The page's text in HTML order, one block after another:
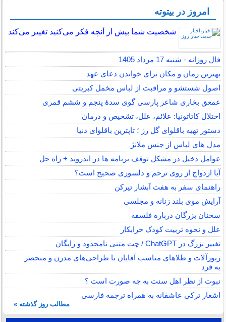
امروز در بیتوته
شخصیت شما بیش از آنچه فکر می‌کنید تغییر می‌کند
فال روزانه - شنبه 17 مرداد 1405
بهترین زمان و مکان برای خواندن دعای عهد
اصول شستشو و مراقبت از لباس مخمل کبریتی
عمعق بخاری شاعر پارسی گوی سدهٔ پنجم و ششم قمری
اختلال کاتاتونیا: علائم، علل، تشخیص و درمان
دستور تهیه باقلوای گل رز ؛ تاپترین باقلوای دنیا
مدل های لباس از جنس ملانژ
عوامل دخیل در مشکل توقف برنامه ها در اندروید + راه حل
آیا ازدواج از روی ترحم و دلسوزی صحیح است؟
راهنمای سفر به هفت آبشار تیرکن
آرایش موی بلند زنانه و مجلسی
سخنان بزرگان درباره فلسفه
علل و نحوه تربیت کودک خرابکار
تغییر بزرگ در ChatGPT / چت متنی نامحدود و رایگان
زیورآلات و طلاهای مناسب آقایان با طراحی‌های مدرن و منحصر
به فرد
نبوت از نظر اهل سنت به چه صورت است ؟
اشعار ترکی عاشقانه به همراه ترجمه فارسی
مطالب روز گذشته »